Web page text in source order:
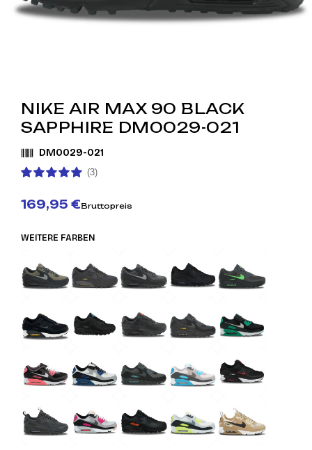
NIKE AIR MAX 90 BLACK
SAPPHIRE DM0029-021
DM0029-021
(3)
169,95 €Bruttopreis
WEITERE FARBEN